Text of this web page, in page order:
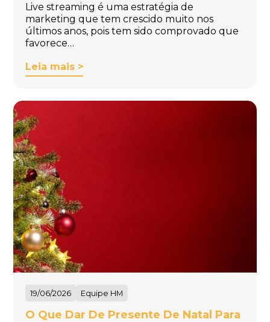
Live streaming é uma estratégia de
marketing que tem crescido muito nos
últimos anos, pois tem sido comprovado que
favorece…
Leia mais >
19/06/2026 Equipe HM
O Que Dar De Presente De Natal Para